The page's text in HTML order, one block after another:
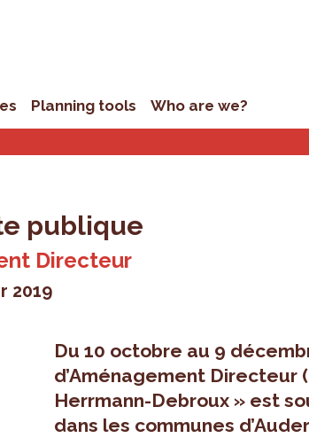
Planning tools Who are we?
publique
Directeur
2019
Du 10 octobre au 9
d’Aménagement Directeur
Herrmann-Debroux » est
dans les communes